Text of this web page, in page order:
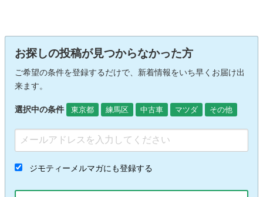
お探しの投稿が見つからなかった方
ご希望の条件を登録するだけで、新着情報をいち早くお届け出
来ます。
選択中の条件 東京都 練馬区 中古車 マツダ その他
ジモティーメルマガにも登録する